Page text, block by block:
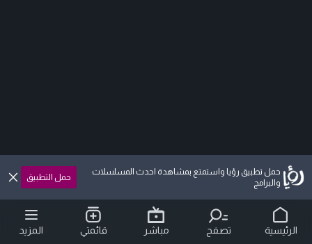
حمل تطبيق رؤيا واستمتع بمشاهدة احدث المسلسلات
والبرامج
حمل التطبيق
الرئيسية تصفح مباشر قائمتي المزيد